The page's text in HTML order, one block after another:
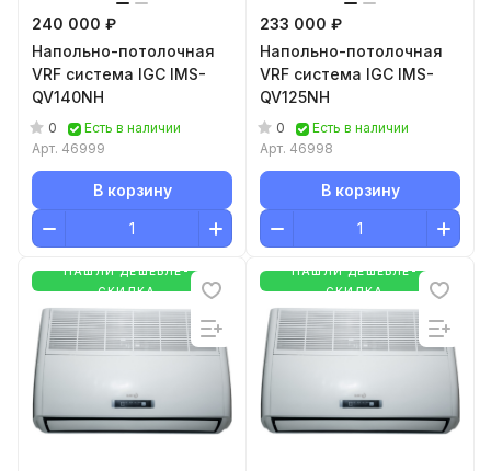
240 000 ₽
Напольно-потолочная
VRF система IGC IMS-
QV140NH
0
Есть в наличии
Арт. 46999
В корзину
233 000 ₽
Напольно-потолочная
VRF система IGC IMS-
QV125NH
0
Есть в наличии
Арт. 46998
В корзину
НАШЛИ ДЕШЕВЛЕ-
СКИДКА
НАШЛИ ДЕШЕВЛЕ-
СКИДКА